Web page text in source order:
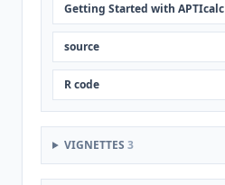
Getting Started with APTIcalc
source
R code
VIGNETTES 3